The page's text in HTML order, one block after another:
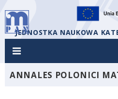
JEDNOSTKA NAUKOWA
ANNALES POLONICI